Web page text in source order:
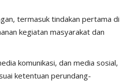
termasuk tindakan pertama di
kegiatan masyarakat dan
komunikasi, dan media sosial,
ketentuan perundang-
Polres Manggarai Berbagi
Kebersamaan...